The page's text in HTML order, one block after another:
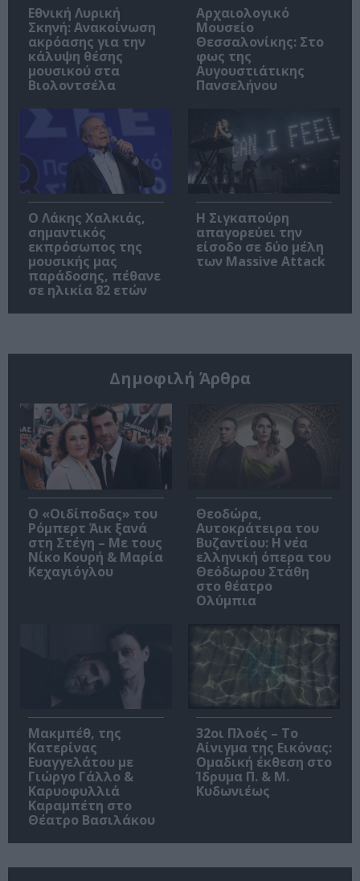
Εθνική Λυρική
Σκηνή: Ανακοίνωση
ακρόασης για την
κάλυψη θέσης
μουσικού στα
Βιολοντσέλα
Αρχαιολογικό
Μουσείο
Θεσσαλονίκης: Στο
φως της
Αυγουστιάτικης
Πανσελήνου
Ο Λάκης Χαλκιάς,
σημαντικός
εκπρόσωπος της
μουσικής μας
παράδοσης, πέθανε
σε ηλικία 82 ετών
Η Σιγκαπούρη
απαγορεύει την
είσοδο σε δύο μέλη
των Massive Attack
Δημοφιλή Άρθρα
O «Οιδίποδας» του
Ρόμπερτ Άικ ξανά
στη Στέγη – Με τους
Νίκο Κουρή & Μαρία
Κεχαγιόγλου
Θεοδώρα,
Αυτοκράτειρα του
Βυζαντίου: Η νέα
ελληνική όπερα του
Θεόδωρου Στάθη
στο θέατρο
Ολύμπια
Μακμπέθ, της
Κατερίνας
Ευαγγελάτου με
Γιώργο Γάλλο &
Καρυοφυλλιά
Καραμπέτη στο
Θέατρο Βασιλάκου
32οι Πλοές – Το
Αίνιγμα της Εικόνας:
Ομαδική έκθεση στο
Ίδρυμα Π. & Μ.
Κυδωνιέως